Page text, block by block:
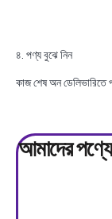
৪. পণ্য বুঝে নিন
কাজ শেষ অন
আমাদের